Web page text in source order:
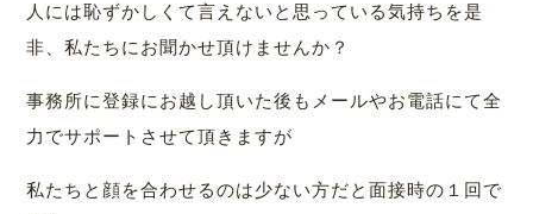
人には恥ずかしくて言えないと思っている気持ちを是
非、私たちにお聞かせ頂けませんか？
事務所に登録にお越し頂いた後もメールやお電話にて全
力でサポートさせて頂きますが
私たちと顔を合わせるのは少ない方だと面接時の１回で